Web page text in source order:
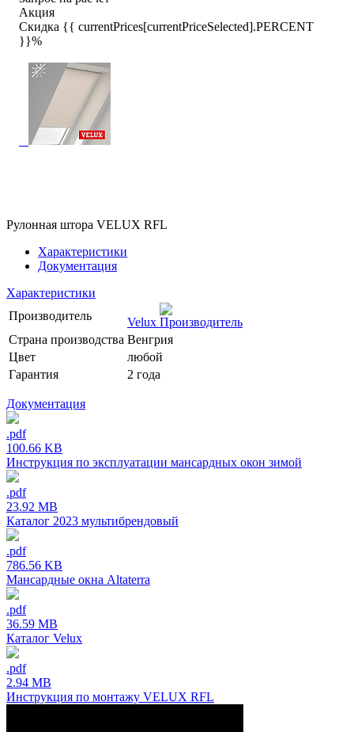
Акция
Скидка {{ currentPrices[currentPriceSelected].PERCENT
}}%
Рулонная штора VELUX RFL
Характеристики
Документация
Характеристики
Производитель
Velux
Страна производства Венгрия
Цвет
любой
Гарантия
2 года
Документация
.pdf
100.66 KB
Инструкция по эксплуатации мансардных окон зимой
.pdf
23.92 MB
Каталог 2023 мультибрендовый
.pdf
786.56 KB
Мансардные окна Altaterra
.pdf
36.59 MB
Каталог Velux
.pdf
2.94 MB
Инструкция по монтажу VELUX RFL